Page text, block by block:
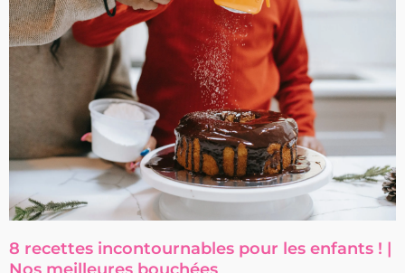
8 recettes incontournables pour les enfants ! |